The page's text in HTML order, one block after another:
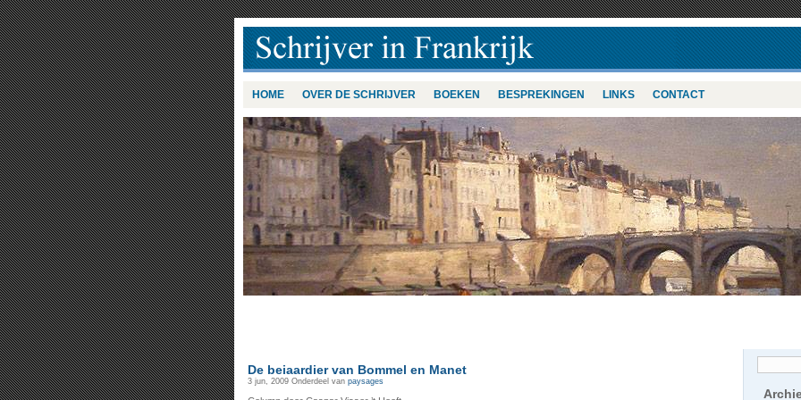
HOME OVER DE SCHRIJVER BOEKEN BESPREKINGEN LINKS CONTACT
De beiaardier van Bommel en Manet
3 jun, 2009 Onderdeel van paysages